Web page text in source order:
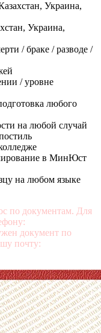
Украина,
Украина,
/ браке / разводе /
/ уровне
любого
на любой случай
в МинЮст
на любом языке
по документам. Для
документ по
почту: